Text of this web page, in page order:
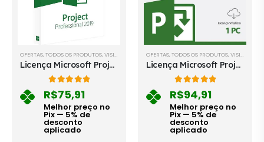
OFERTAS TODOS OS PRODUTOS VISIO & PROJECT
Licença Microsoft Project 2019 Professional - Envio Imediato Após a Compra
5.00out of 5
R$75,91
Melhor preço no
Pix — 5% de
desconto
aplicado
OFERTAS TODOS OS PRODUTOS VISIO & PROJECT
Licença Microsoft Project 2021 Professional - Envio Imediato Após a Compra
4.98out of 5
R$94,91
Melhor preço no
Pix — 5% de
desconto
aplicado